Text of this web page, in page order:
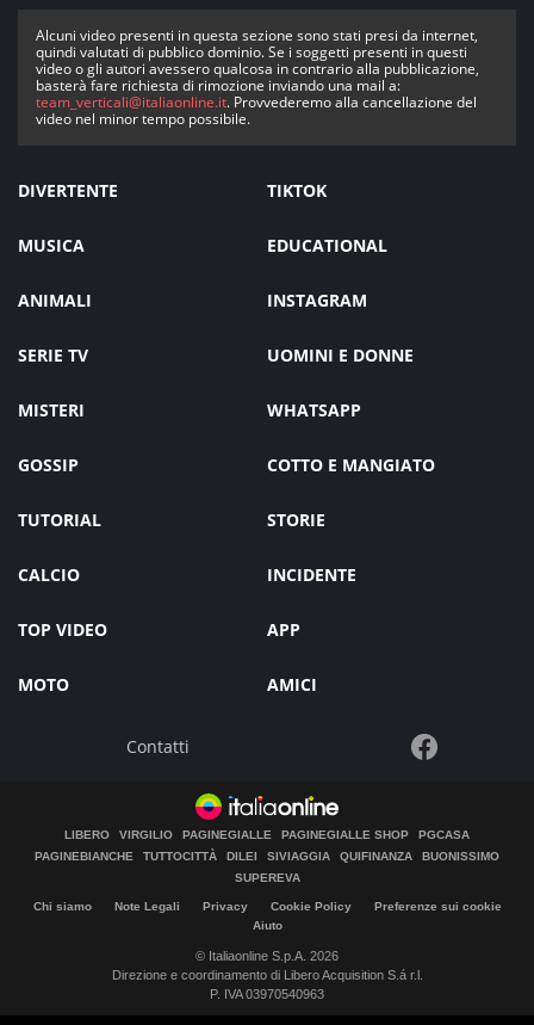
Alcuni video presenti in questa sezione sono stati presi da internet,
quindi valutati di pubblico dominio. Se i soggetti presenti in questi
video o gli autori avessero qualcosa in contrario alla pubblicazione,
basterà fare richiesta di rimozione inviando una mail a:
team_verticali@italiaonline.it. Provvederemo alla cancellazione del
video nel minor tempo possibile.
DIVERTENTE TIKTOK
MUSICA EDUCATIONAL
ANIMALI INSTAGRAM
SERIE TV UOMINI E DONNE
MISTERI WHATSAPP
GOSSIP COTTO E MANGIATO
TUTORIAL STORIE
CALCIO INCIDENTE
TOP VIDEO APP
MOTO AMICI
Contatti
LIBERO VIRGILIO PAGINEGIALLE PAGINEGIALLE SHOP
PGCASA
PAGINEBIANCHE
TUTTOCITTÀ DILEI SIVIAGGIA QUIFINANZA
BUONISSIMO
SUPEREVA
Chi siamo Note Legali Privacy Cookie Policy
Preferenze sui cookie
Aiuto
© Italiaonline S.p.A. 2026
Direzione e coordinamento di Libero Acquisition S.á r.l.
P. IVA 03970540963